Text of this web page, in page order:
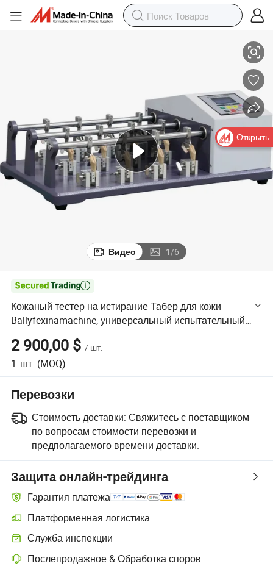
Видео 1/6

Кожаный тестер на истирание Табер для кожи
Ballyfexinamachine, универсальный испытательный
2 900,00 $ / шт.
1 шт. (MOQ)
Перевозки
Стоимость доставки: Свяжитесь с поставщиком
по вопросам стоимости перевозки и
предполагаемого времени доставки.
Защита онлайн-трейдинга
Гарантия платежа
Платформенная логистика
Более удобное отслеживание отправлений благодаря
Служба инспекции
Дополнительная предпродажная инспекция для проверки
Послепродажное & Обработка споров
Разрешение споров с помощью платформы, включая возврат
Открыть